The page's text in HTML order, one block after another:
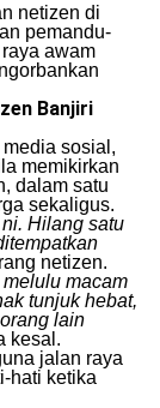
netizen di
pemandu-
awam
Banjiri
sosial,
memikirkan
dalam satu
sekaligus.
Hilang satu
netizen.
macam
tunjuk hebat,
lain
kesal.
jalan raya
hati ketika